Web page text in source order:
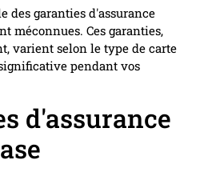
des garanties d'assurance
méconnues. Ces garanties,
varient selon le type de carte
pendant vos
d'assurance